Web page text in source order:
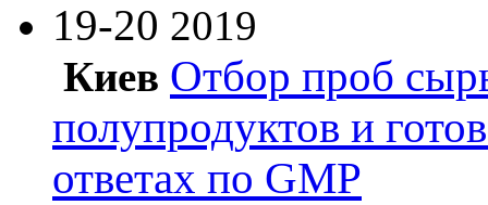
19-20 2019
Киев Отбор проб
полупродуктов и
ответах по GMP